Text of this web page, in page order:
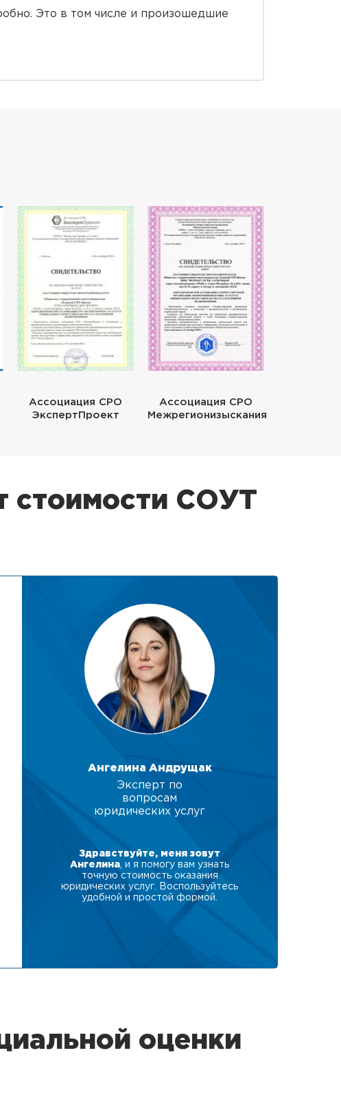
Это в том числе и произошедшие
Ассоциация СРО
ЭкспертПроект
Ассоциация СРО
Межрегионизыскания
стоимости СОУТ
Ангелина Андрущак
Эксперт по
вопросам
юридических услуг
Здравствуйте, меня зовут
Ангелина , и я помогу вам узнать
точную стоимость оказания
юридических услуг. Воспользуйтесь
удобной и простой формой.
оценки